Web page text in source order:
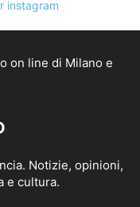
Notizie, opinioni,
e cultura.